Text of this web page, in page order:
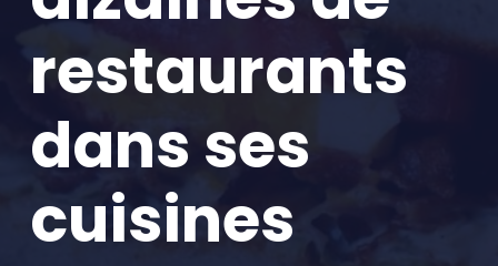
restaurants
dans ses
cuisines